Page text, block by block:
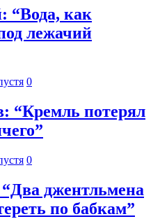
“Вода, как
лежачий
0
“Кремль потерял
0
джентльмена
по бабкам”